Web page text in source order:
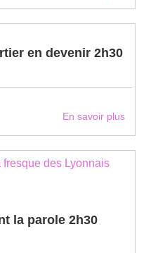
en devenir 2h30
En savoir plus
la parole 2h30